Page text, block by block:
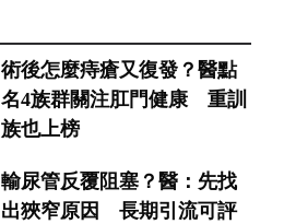
術後怎麼痔瘡又復發？醫點
名4族群關注肛門健康 重訓
族也上榜
輸尿管反覆阻塞？醫：先找
出狹窄原因 長期引流可評